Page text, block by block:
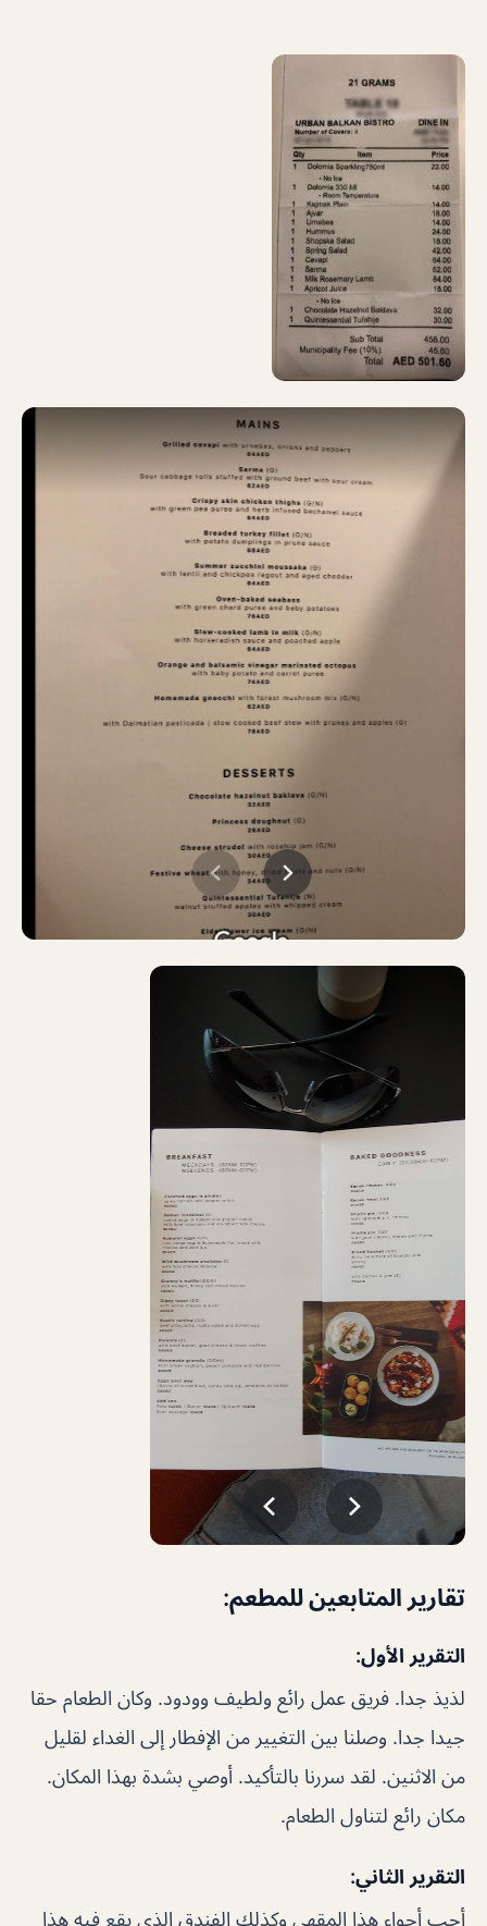
تقارير المتابعين للمطعم:
التقرير الأول:
لذيذ جدا. فريق عمل رائع ولطيف وودود. وكان الطعام حقا
جيدا جدا. وصلنا بين التغيير من الإفطار إلى الغداء لقليل
من الاثنين. لقد سررنا بالتأكيد. أوصي بشدة بهذا المكان.
مكان رائع لتناول الطعام.
التقرير الثاني:
أحب أجواء هذا المقهى وكذلك الفندق الذي يقع فيه هذا